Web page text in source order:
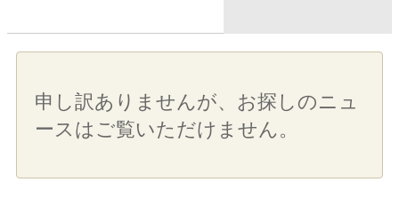
申し訳ありませんが、お探しのニュ
ースはご覧いただけません。